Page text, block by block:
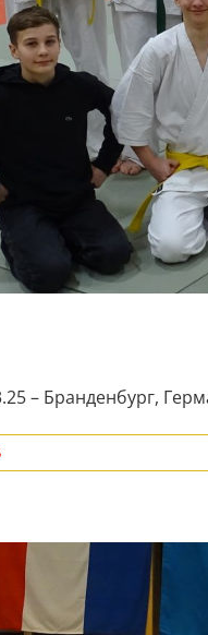
– Бранденбург,